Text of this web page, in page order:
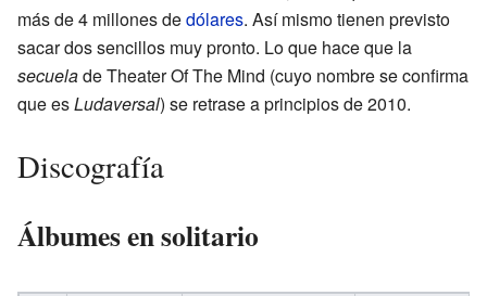
más de 4 millones dedólares. Así mismo tienen previsto
sacar dos sencillos muy pronto. Lo que hace que la
secuelade Theater Of The Mind (cuyo nombre se confirma
que esLudaversal) se retrase a principios de 2010.
Discografía
Álbumes en solitario